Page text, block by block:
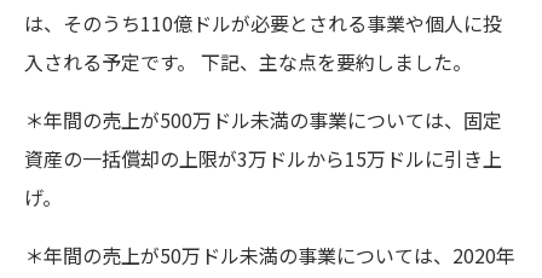
は、そのうち110億ドルが必要とされる事業や個人に投
入される予定です。 下記、主な点を要約しました。
＊年間の売上が500万ドル未満の事業については、固定
資産の一括償却の上限が3万ドルから15万ドルに引き上
げ。
＊年間の売上が50万ドル未満の事業については、2020年